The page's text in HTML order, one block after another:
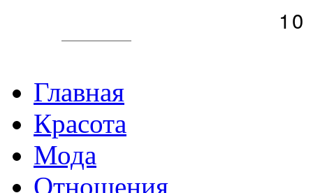
Главная
Красота
Мода
Отношения